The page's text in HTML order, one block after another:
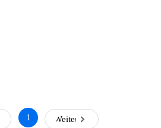
1 Weiter